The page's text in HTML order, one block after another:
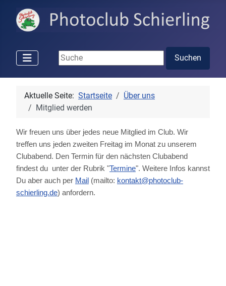
Suchen ...
Suchen
Aktuelle Seite: Startseite
Über uns
Mitglied werden
Wir freuen uns über jedes neue Mitglied im Club. Wir
treffen uns jeden zweiten Freitag im Monat zu unserem
Clubabend. Den Termin für den nächsten Clubabend
findest du unter der Rubrik "Termine". Weitere Infos kannst
Du aber auch per Mail (mailto: kontakt@photoclub-
schierling.de) anfordern.